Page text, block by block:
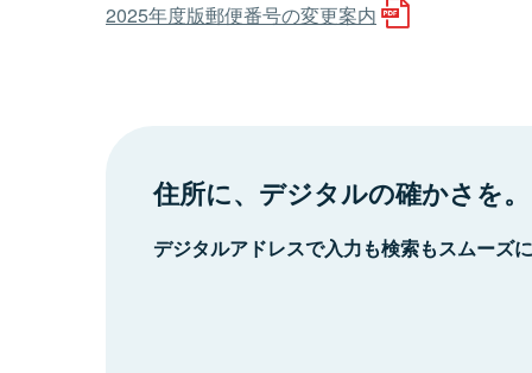
2025年度版郵便番号の変更案内
住所に、デジタルの確かさを。
デジタルアドレスで入力も検索もスムーズ